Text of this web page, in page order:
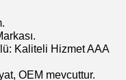
Kaliteli Hizmet AAA
OEM mevcuttur.